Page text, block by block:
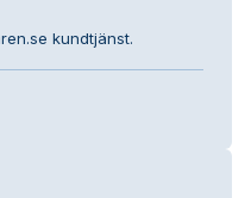
kundtjänst.